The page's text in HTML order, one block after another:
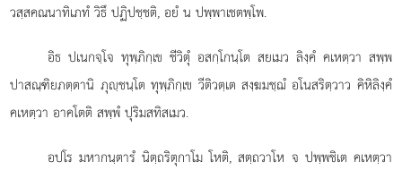
วสฺสคณนาทิเภทํ วิธึ ปฏิปชฺชติ, อยํ น ปพฺพาเชตพฺโพ.
อิธ ปเนกจฺโจ ทุพฺภิกฺเข ชีวิตุํ อสกฺโกนฺโต สยเมว ลิงฺคํ คเหตฺวา สพฺพ
ปาสณฺฑิยภตฺตานิ ภุฺชนฺโต ทุพฺภิกฺเข วีติวตฺเต สงฺฆมชฺฌํ อโนสริตฺวาว คิหิลิงฺคํ
คเหตฺวา อาคโตติ สพฺพํ ปุริมสทิสเมว.
อปโร มหากนฺตารํ นิตฺถริตุกาโม โหติ, สตฺถวาโห จ ปพฺพชิเต คเหตฺวา